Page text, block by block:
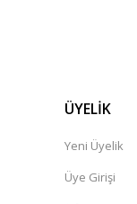
ÜYELİK
Yeni Üyelik
Üye Girişi